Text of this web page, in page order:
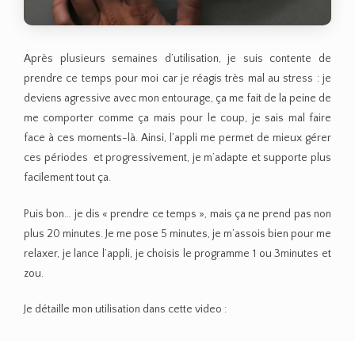
Après plusieurs semaines d’utilisation, je suis contente de
prendre ce temps pour moi car je réagis très mal au stress : je
deviens agressive avec mon entourage, ça me fait de la peine de
me comporter comme ça mais pour le coup, je sais mal faire
face à ces moments-là. Ainsi, l’appli me permet de mieux gérer
ces périodes et progressivement, je m’adapte et supporte plus
facilement tout ça.
Puis bon… je dis « prendre ce temps », mais ça ne prend pas non
plus 20 minutes. Je me pose 5 minutes, je m’assois bien pour me
relaxer, je lance l’appli, je choisis le programme 1 ou 3minutes et
zou.
Je détaille mon utilisation dans cette video :